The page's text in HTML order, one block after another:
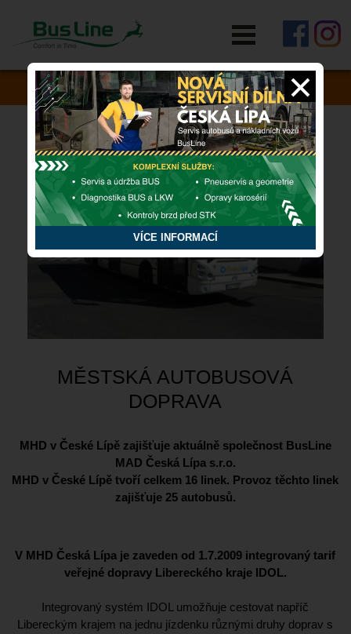
VÍCE INFORMACÍ
RYCHLÁ POMOC
Zapomněli jste si něco v autobusu?
MĚSTSKÁ AUTOBUSOVÁ
DOPRAVA
MHD v České Lípě zajišťuje aktuálně společnost BusLine
MAD Česká Lípa s.r.o.
MHD v České Lípě tvoří celkem 16 linek. Provoz těchto linek
zajišťuje 25 autobusů.
V MHD Česká Lípa je zaveden od 1.7.2009 integrovaný tarif
veřejné dopravy Libereckého kraje IDOL.
Integrovaný systém IDOL umožňuje cestovat napříč
Libereckým krajem na jednu jízdenku různými druhy doprav s